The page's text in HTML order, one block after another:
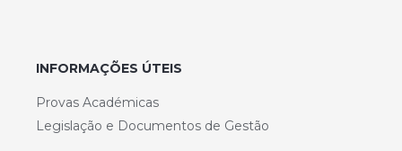
INFORMAÇÕES ÚTEIS
Provas Académicas
Legislação e Documentos de Gestão